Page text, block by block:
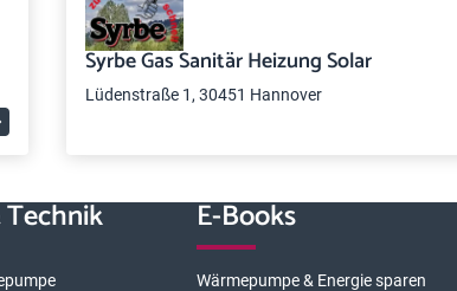
Syrbe Gas Sanitär Heizung Solar
Lüdenstraße 1, 30451 Hannover
E-Books
Wärmepumpe & Energie sparen